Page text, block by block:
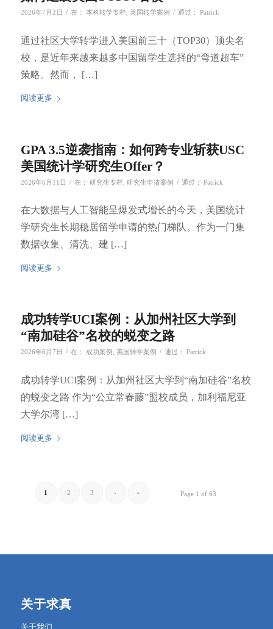
2026年7月2日 / 在： 本科转学专栏, 美国转学案例 / 通过： Patrick
通过社区大学转学进入美国前三十（TOP30）顶尖名
校，是近年来越来越多中国留学生选择的“弯道超车”
策略。然而， […]
阅读更多
GPA 3.5逆袭指南：如何跨专业斩获USC
美国统计学研究生Offer？
2026年6月11日 / 在： 研究生专栏, 研究生申请案例 / 通过： Patrick
在大数据与人工智能呈爆发式增长的今天，美国统计
学研究生长期稳居留学申请的热门梯队。作为一门集
数据收集、清洗、建 […]
阅读更多
成功转学UCI案例：从加州社区大学到
“南加硅谷”名校的蜕变之路
2026年6月7日 / 在： 成功案例, 美国转学案例 / 通过： Patrick
成功转学UCI案例：从加州社区大学到“南加硅谷”名校
的蜕变之路 作为“公立常春藤”盟校成员，加利福尼亚
大学尔湾 […]
阅读更多
Page 1 of 63
1 2 3 › »
关于求真
关于我们